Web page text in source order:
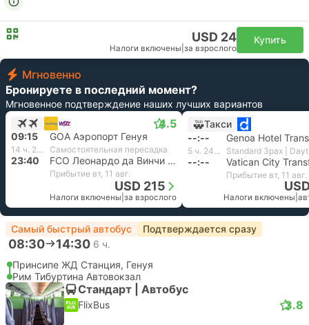
USD 24
Налоги включены за взрослого
Купить
Мгновенно
Бронируете в последний момент?
Мгновенное подтверждение наших лучших вариантов
4.5
09:15 GOA Аэропорт Генуя
14 ч. 25 м. Самостоятельная пересадка
23:40 FCO Леонардо да Винчи Аэропорт, Рим
Прибытие вт, 11 авг.
USD 215
Налоги включены за взрослого
Такси
--:--
Genoa Hotel
5 ч. 24 м.
--:-- Vatican City
Прибытие вт, 11 авг.
Налоги включены
Самый быстрый автобус Подтверждается сразу
08:30 14:30 6 ч.
Принсипе ЖД Станция, Генуя
Рим Тибуртина Автовокзал
Стандарт | Автобус
FlixBus 3.8